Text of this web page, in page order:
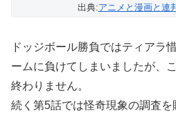
出典:アニメと漫画と連
ドッジボール勝負ではティアラ
ームに負けてしまいましたが、
終わりません。
続く第5話では怪奇現象の調査